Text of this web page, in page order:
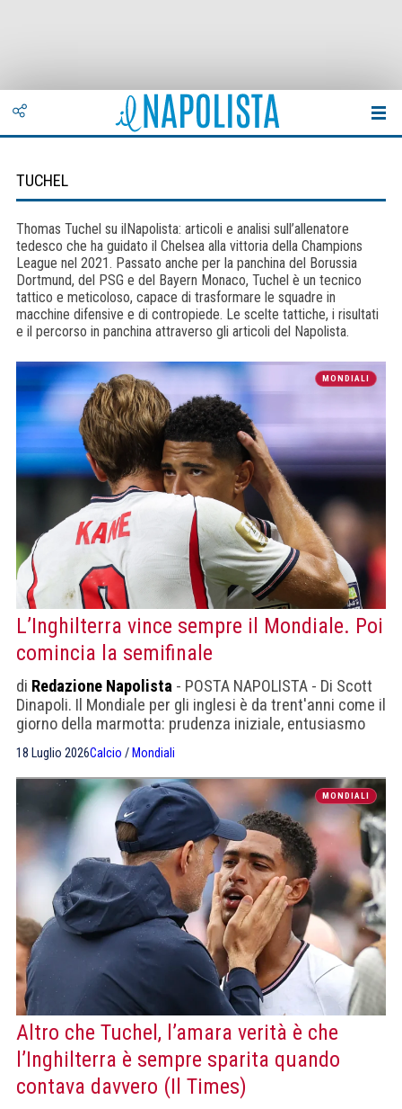
TUCHEL
Thomas Tuchel su ilNapolista: articoli e analisi sull’allenatore
tedesco che ha guidato il Chelsea alla vittoria della Champions
League nel 2021. Passato anche per la panchina del Borussia
Dortmund, del PSG e del Bayern Monaco, Tuchel è un tecnico
tattico e meticoloso, capace di trasformare le squadre in
macchine difensive e di contropiede. Le scelte tattiche, i risultati
e il percorso in panchina attraverso gli articoli del Napolista.
MONDIALI
L’Inghilterra vince sempre il Mondiale. Poi
comincia la semifinale
di Redazione Napolista - POSTA NAPOLISTA - Di Scott
Dinapoli. Il Mondiale per gli inglesi è da trent'anni come il
giorno della marmotta: prudenza iniziale, entusiasmo
ricerca del colpevole e rimozione dell’evento.
18 Luglio 2026Calcio / Mondiali
MONDIALI
Altro che Tuchel, l’amara verità è che
l’Inghilterra è sempre sparita quando
contava davvero (Il Times)